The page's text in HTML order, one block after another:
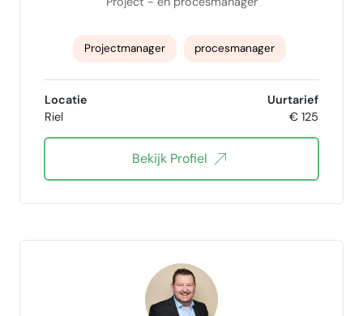
Projectmanager procesmanager
procesoptimalisatie Kwaliteitsmanagement
Locatie
Riel
Uurtarief
€ 125
Bekijk Profiel